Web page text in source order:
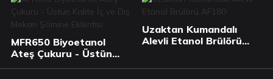
MFR650 Biyoetanol
Ateş Çukuru - Üstün
Uzaktan Kumandalı
Alevli Etanol Brülörü